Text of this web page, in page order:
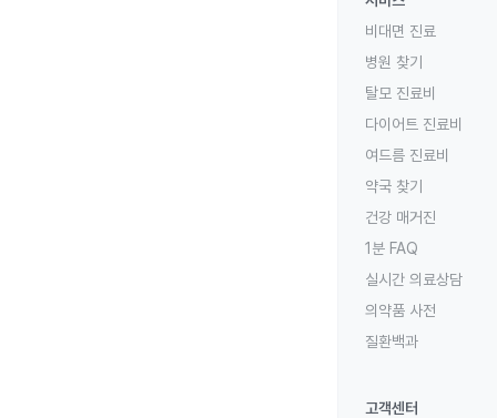
비대면 진료
병원 찾기
탈모 진료비
다이어트 진료비
여드름 진료비
약국 찾기
건강 매거진
1분 FAQ
실시간 의료상담
의약품 사전
질환백과
고객센터